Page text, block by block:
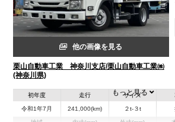
他の画像を見る
栗山自動車工業 神奈川支店/栗山自動車工業㈱
(神奈川県)
初年度
令和1年7月
走行
241,000(km)
サイズ
２t-３t
もっと見る